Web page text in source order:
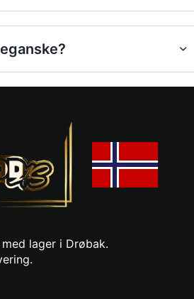
lager i Drøbak.